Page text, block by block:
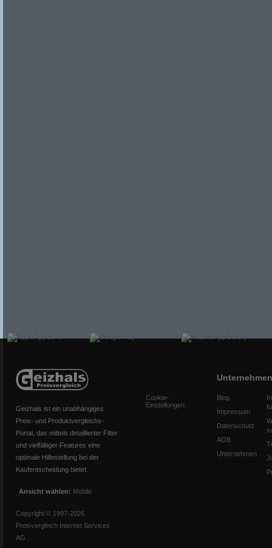
Geizhals ist ein unabhängiges
Preis- und Produktvergleichs-
Portal, das mittels detaillierter Filter
und vielfältiger Features eine
optimale Hilfestellung bei der
Kaufentscheidung bietet.
Ansicht wählen: Mobile
Copyright © 1997-2026
Preisvergleich Internet Services
AG
Cookie-
Einstellungen
Unternehmen
Blog
Impressum
Datenschutz
AGB
Unternehmen